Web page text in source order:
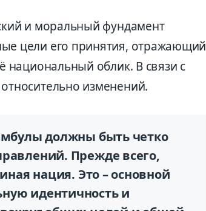
и моральный фундамент
цели его принятия, отражающий
национальный облик. В связи с
изменений.
должны быть четко
Прежде всего,
нация. Это – основной
идентичность и